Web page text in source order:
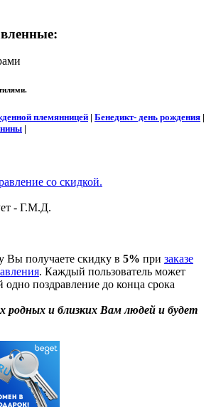
племянницей | Бенедикт- день рождения |
|
со скидкой.
- Г.М.Д.
Вы получаете скидку в 5% при заказе
. Каждый пользователь может
одно поздравление до конца срока
родных и близких Вам людей и будет